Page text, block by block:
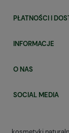
PŁATNOŚCI I
INFORMACJE
O NAS
SOCIAL MEDIA